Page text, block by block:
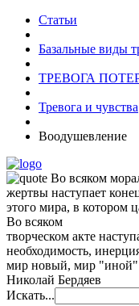
Статьи
Базальные виды
ТРЕВОГА
Тревога и чувства
Воодушевление
Во всяком
жертвы наступает
этого мира, в котором
Во всяком
творческом акте
необходимость,
мир новый, мир "иной"
Николай Бердяев
Искать...